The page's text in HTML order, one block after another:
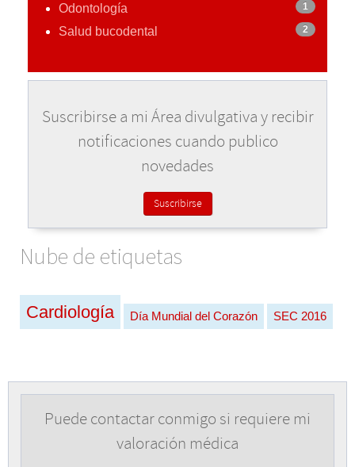
Odontología 1
Salud bucodental 2
Suscribirse a mi Área divulgativa y recibir
notificaciones cuando publico
novedades
Suscribirse
Nube de etiquetas
Cardiología Día Mundial del Corazón SEC 2016
Puede contactar conmigo si requiere mi
valoración médica